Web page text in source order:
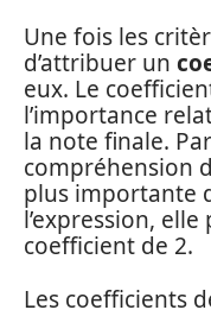
Une fois les
d’attribuer un
eux. Le
l’importance
la note finale.
compréhension
plus importante
l’expression,
coefficient de 2.
Les coefficients